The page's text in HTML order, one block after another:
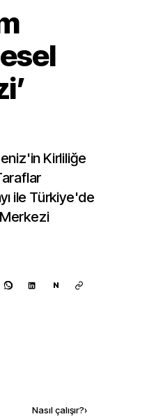
Kirliliğe
ile Türkiye'de
N
Nasıl çalışır?›